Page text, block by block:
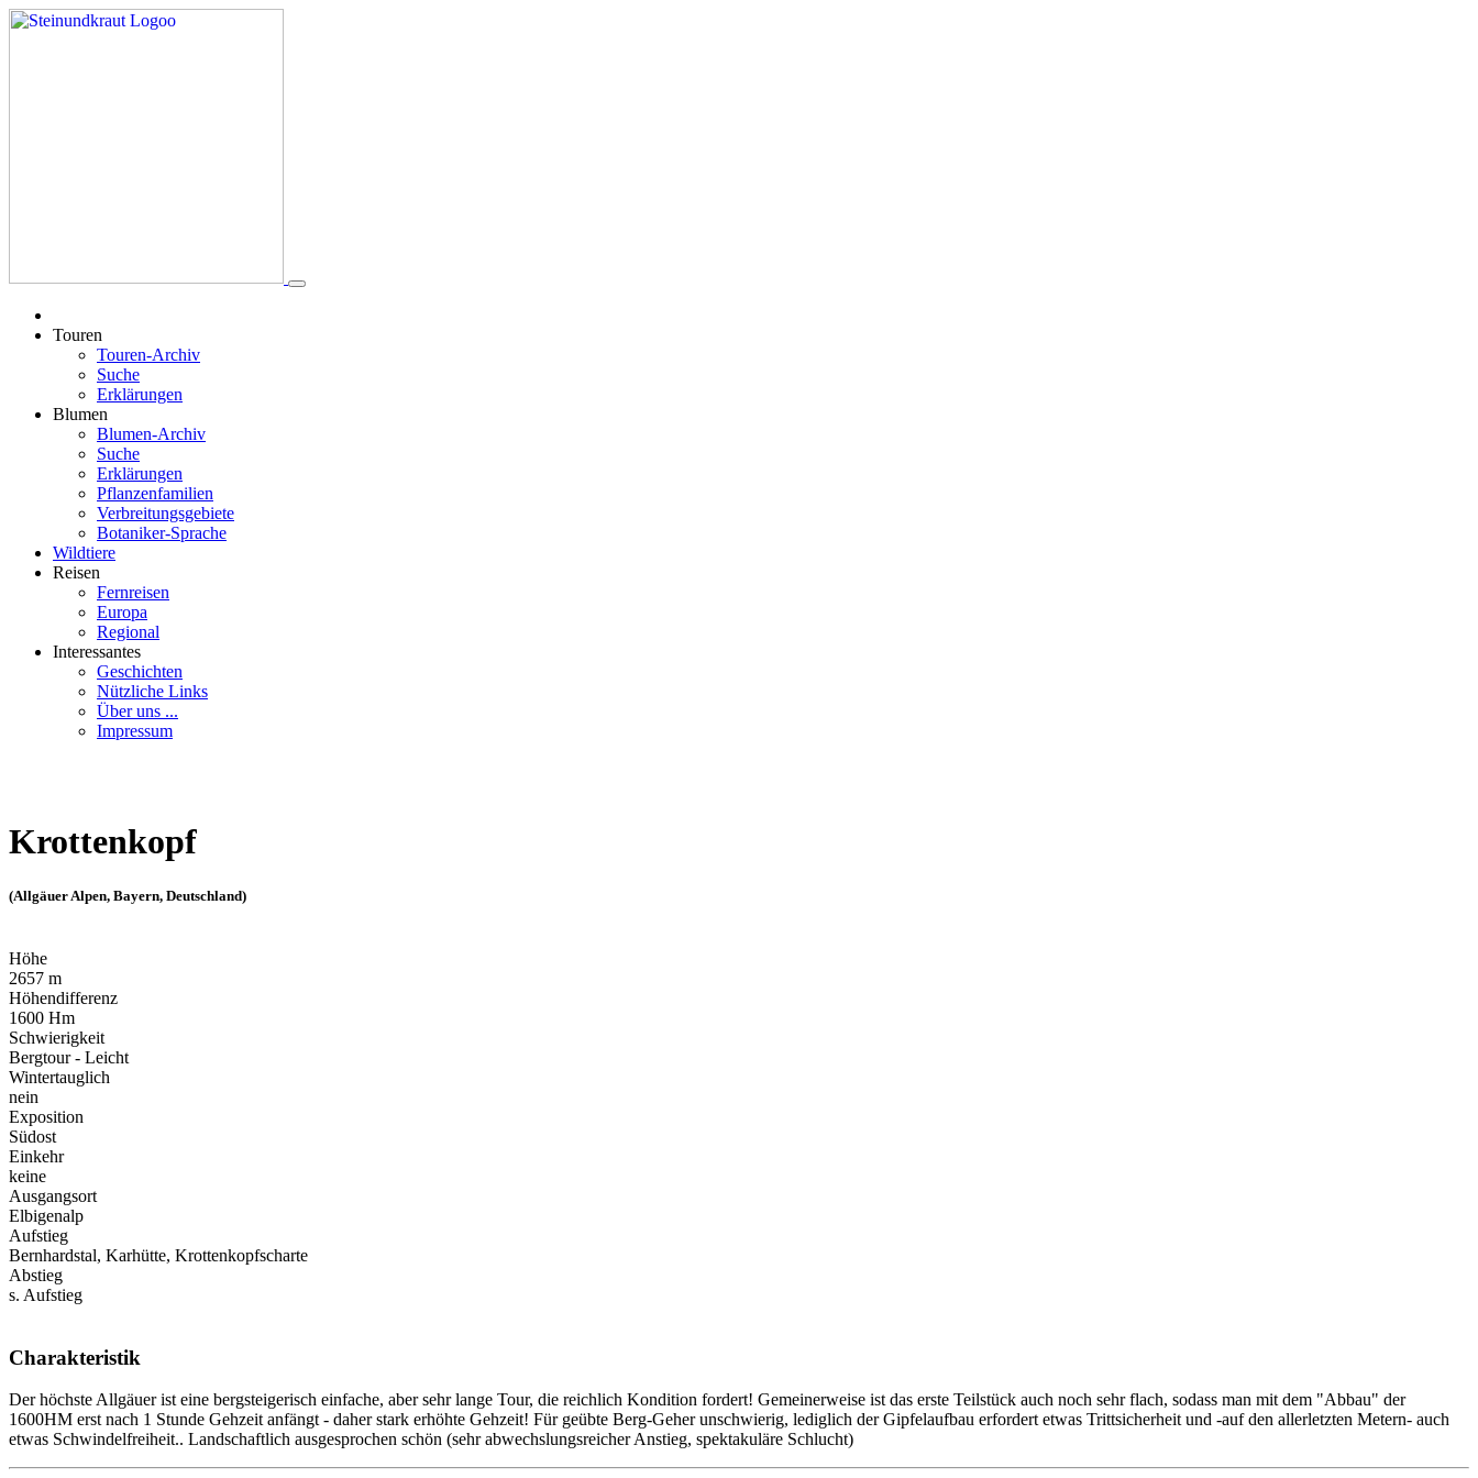
Touren
Touren-Archiv
Suche
Erklärungen
Blumen
Blumen-Archiv
Suche
Erklärungen
Pflanzenfamilien
Verbreitungsgebiete
Botaniker-Sprache
Wildtiere
Reisen
Fernreisen
Europa
Regional
Interessantes
Geschichten
Nützliche Links
Über uns ...
Impressum
Krottenkopf
(Allgäuer Alpen, Bayern, Deutschland)
Höhe
2657 m
Höhendifferenz
1600 Hm
Schwierigkeit
Bergtour - Leicht
Wintertauglich
nein
Exposition
Südost
Einkehr
keine
Ausgangsort
Elbigenalp
Aufstieg
Bernhardstal, Karhütte, Krottenkopfscharte
Abstieg
s. Aufstieg
Charakteristik
Der höchste Allgäuer ist eine bergsteigerisch einfache, aber sehr lange Tour, die reichlich Kondition fordert! Gemeinerweise ist das erste Teilstück auch noch sehr flach, sodass man mit dem "Abbau" der
1600HM erst nach 1 Stunde Gehzeit anfängt - daher stark erhöhte Gehzeit! Für geübte Berg-Geher unschwierig, lediglich der Gipfelaufbau erfordert etwas Trittsicherheit und -auf den allerletzten Metern- auch
etwas Schwindelfreiheit.. Landschaftlich ausgesprochen schön (sehr abwechslungsreicher Anstieg, spektakuläre Schlucht)